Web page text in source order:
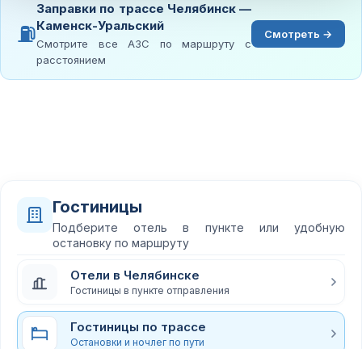
⛽
Заправки по трассе Челябинск —
Каменск-Уральский
Смотрите все АЗС по маршруту с
расстоянием
Смотреть →
Гостиницы
Подберите отель в пункте или удобную
остановку по маршруту
Отели в Челябинске
Гостиницы в пункте отправления
Гостиницы по трассе
Остановки и ночлег по пути